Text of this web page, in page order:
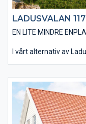
LADUSVALAN
EN LITE MINDRE
I vårt alternativ av
finns möjlighet att
vardagsrummet
ingår de stora härliga
golvet. Du har en
material och